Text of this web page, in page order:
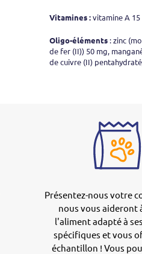
Vitamines :vitamine A 15
Oligo-éléments:zinc
de fer (II)) 50 mg,
de cuivre (II)
Présentez-nous votre
nous vous aideront
l'aliment adapté à
spécifiques et vous
échantillon ! Vous